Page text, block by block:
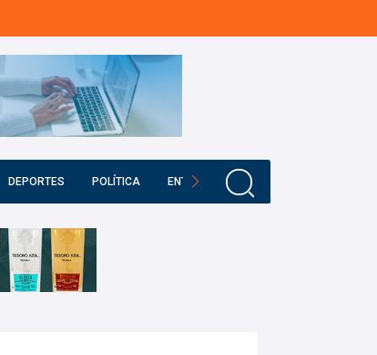
DEPORTES POLÍTICA ENTRETENIMIENTO